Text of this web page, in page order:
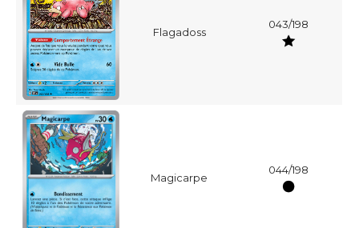
Flagadoss
043/198
Magicarpe
044/198